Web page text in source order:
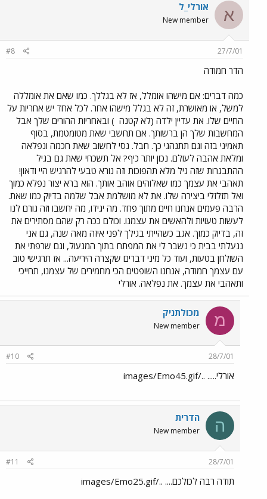
א אורלי_ל
New member
27/7/01
#8
הדר חמודה
כמה דברים: אם מישהו אומלל, אז לא בגללך. כמו שאם את אומללה
למשל, או מאושרת, זה לא בגלל מישהו אחר. לכל אחד יש אחריות על
החיים שלו. את עדיין ילדה (לא קטנה ) ובאחריות ההורים שלך אבל
המחשבות שלך הן ברשותך. אם תחשבי שאת מטומטמת, בסוף
תאמיני בזה וגם תתנהגי כך. חבל. נסי לחשוב שאת חכמה ונפלאה
ומלאת אהבה לעולם. נכון יותר כיף? אל תשכחי שאת גם בגיל
ההתבגרות שזה גיל מלא תהפוכות וזה נורא טבעי להרגיש היי ודאון!
תאהבי את עצמך כמו שאלוהים אוהב אותך. הוא ברא יצור נפלא כמוך
ואל תזלזלי ביצירה שלו. את לא מושלמת אבל שלמה בדיוק כמו שאת.
הרבה פעמים אנחנו חיים מתוך פחד. מה יגידו, מה יחשבו וזה גורם לנו
לעשות טעויות ולהאשים את עצמנו. וכולם ככה רק שהם מסתירים את
זה, בדיוק כמוך. אגב כשהייתי בגילך לפני איזה מאה שנה, גם אני
ננעלתי בבית כי נשבר לי את המפתח בתוך המנעול, וגם שרפתי את
השולחן בטעות, ועוד כל מיני דברים שקצרה היריעה... אז תרגישי טוב
עם עצמך חמודה, אנחנו השופטים הכי מחמירים של עצמנו, תחייכי
ותאהבי את עצמך. את נפלאה. אורלי
מ מכולתניק
New member
28/7/01
#10
אורלי..... ../images/Emo45.gif
ה הדרית
New member
28/7/01
#11
תודה רבה לכולכם.... ../images/Emo25.gif